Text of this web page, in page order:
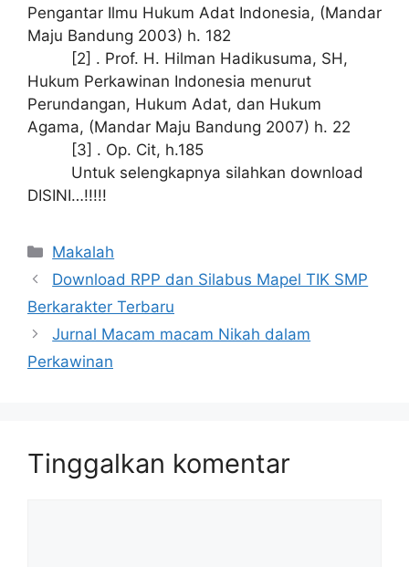
Pengantar Ilmu Hukum Adat Indonesia, (Mandar
Maju Bandung 2003) h. 182
[2] . Prof. H. Hilman Hadikusuma, SH,
Hukum Perkawinan Indonesia menurut
Perundangan, Hukum Adat, dan Hukum
Agama, (Mandar Maju Bandung 2007) h. 22
[3] . Op. Cit, h.185
Untuk selengkapnya silahkan download
DISINI…!!!!!
Kategori
Makalah
Download RPP dan Silabus Mapel TIK SMP
Berkarakter Terbaru
Jurnal Macam macam Nikah dalam
Perkawinan
Tinggalkan komentar